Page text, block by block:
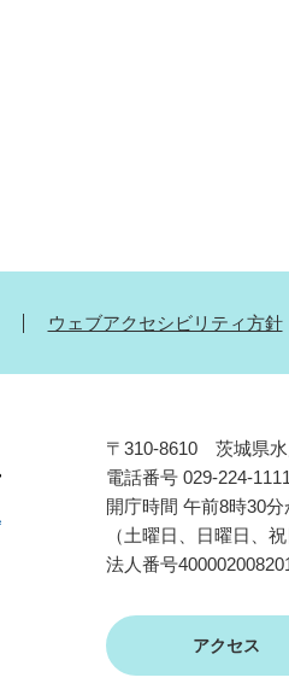
ウェブアクセシビリティ方針
〒310-8610 茨城県水
電話番号 029-224-1111
開庁時間 午前8時30
（土曜日、日曜日、
法人番号
アクセス